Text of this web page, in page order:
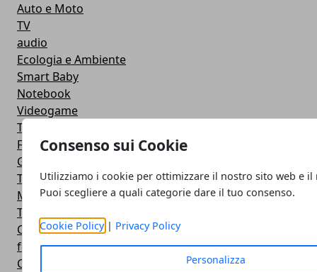
Consenso sui Cookie
Utilizziamo i cookie per ottimizzare il nostro sito web e il
Puoi scegliere a quali categorie dare il tuo consenso.
Cookie Policy| Privacy Policy
Personalizza
Auto e Moto
TV
audio
Ecologia e Ambiente
Smart Baby
Notebook
Videogame
The Server Side
Facebook
Google
Trasporti
Microsoft
Twitter
Cucina
featured
Cinema e Fumetti